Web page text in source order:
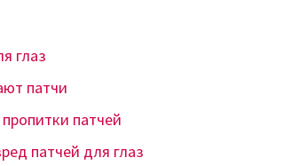
глаз
патчи
патчей
патчей для глаз